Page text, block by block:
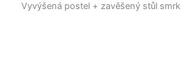
Vyvýšená postel + zavěšený stůl smrk